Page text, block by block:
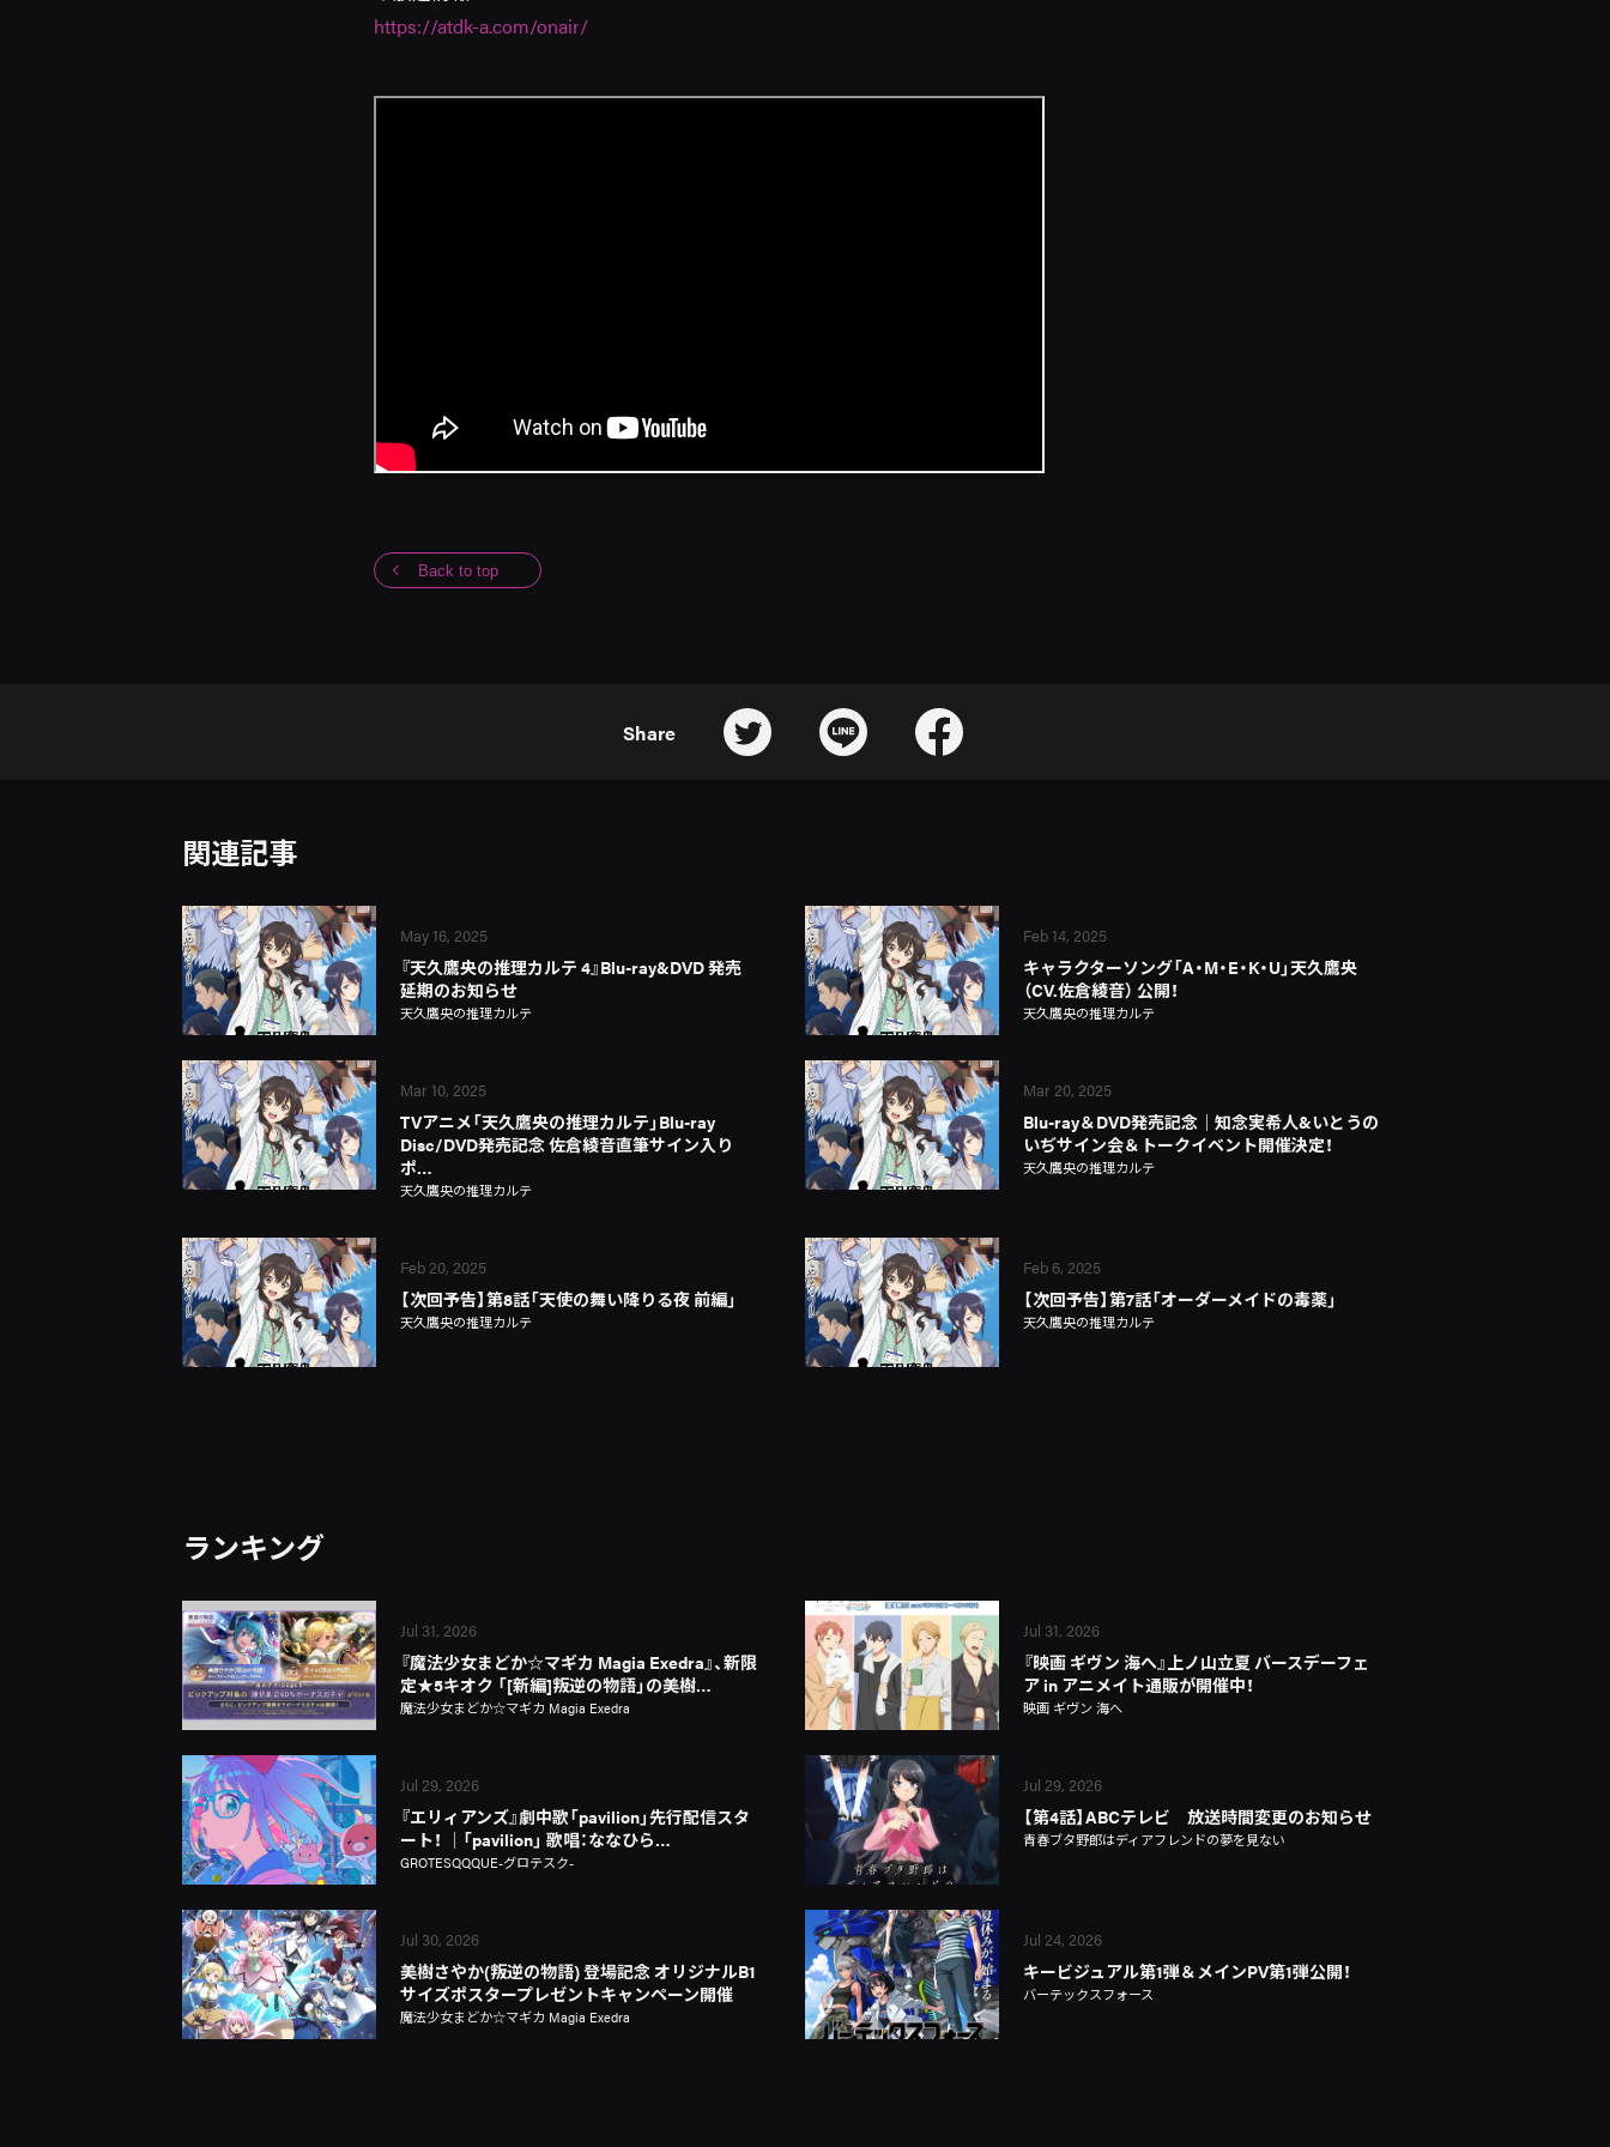
https://atdk-a.com/onair/
Back to top
Share
関連記事
May 16, 2025
『天久鷹央の推理カルテ 4』Blu-ray&DVD 発売
延期のお知らせ
天久鷹央の推理カルテ
Feb 14, 2025
キャラクターソング「A・M・E・K・U」天久鷹央
（CV.佐倉綾音） 公開！
天久鷹央の推理カルテ
Mar 10, 2025
TVアニメ「天久鷹央の推理カルテ」Blu-ray
Disc/DVD発売記念 佐倉綾音直筆サイン入り
ポ…
天久鷹央の推理カルテ
Mar 20, 2025
Blu-ray＆DVD発売記念｜知念実希人&いとうの
いぢサイン会＆トークイベント開催決定！
天久鷹央の推理カルテ
Feb 20, 2025
【次回予告】第8話「天使の舞い降りる夜 前編」
天久鷹央の推理カルテ
Feb 6, 2025
【次回予告】第7話「オーダーメイドの毒薬」
天久鷹央の推理カルテ
ランキング
Jul 31, 2026
『魔法少女まどか☆マギカ Magia Exedra』、新限
定★5キオク 「[新編]叛逆の物語」の美樹…
魔法少女まどか☆マギカ Magia Exedra
Jul 31, 2026
『映画 ギヴン 海へ』上ノ山立夏 バースデーフェ
ア in アニメイト通販が開催中！
映画 ギヴン 海へ
Jul 29, 2026
『エリィアンズ』劇中歌「pavilion」先行配信スタ
ート！ │「pavilion」 歌唱：ななひら…
GROTESQQQUE-グロテスク-
Jul 29, 2026
【第4話】ABCテレビ 放送時間変更のお知らせ
青春ブタ野郎はディアフレンドの夢を見ない
Jul 30, 2026
美樹さやか(叛逆の物語) 登場記念 オリジナルB1
サイズポスタープレゼントキャンペーン開催
魔法少女まどか☆マギカ Magia Exedra
Jul 24, 2026
キービジュアル第1弾＆メインPV第1弾公開！
バーテックスフォース